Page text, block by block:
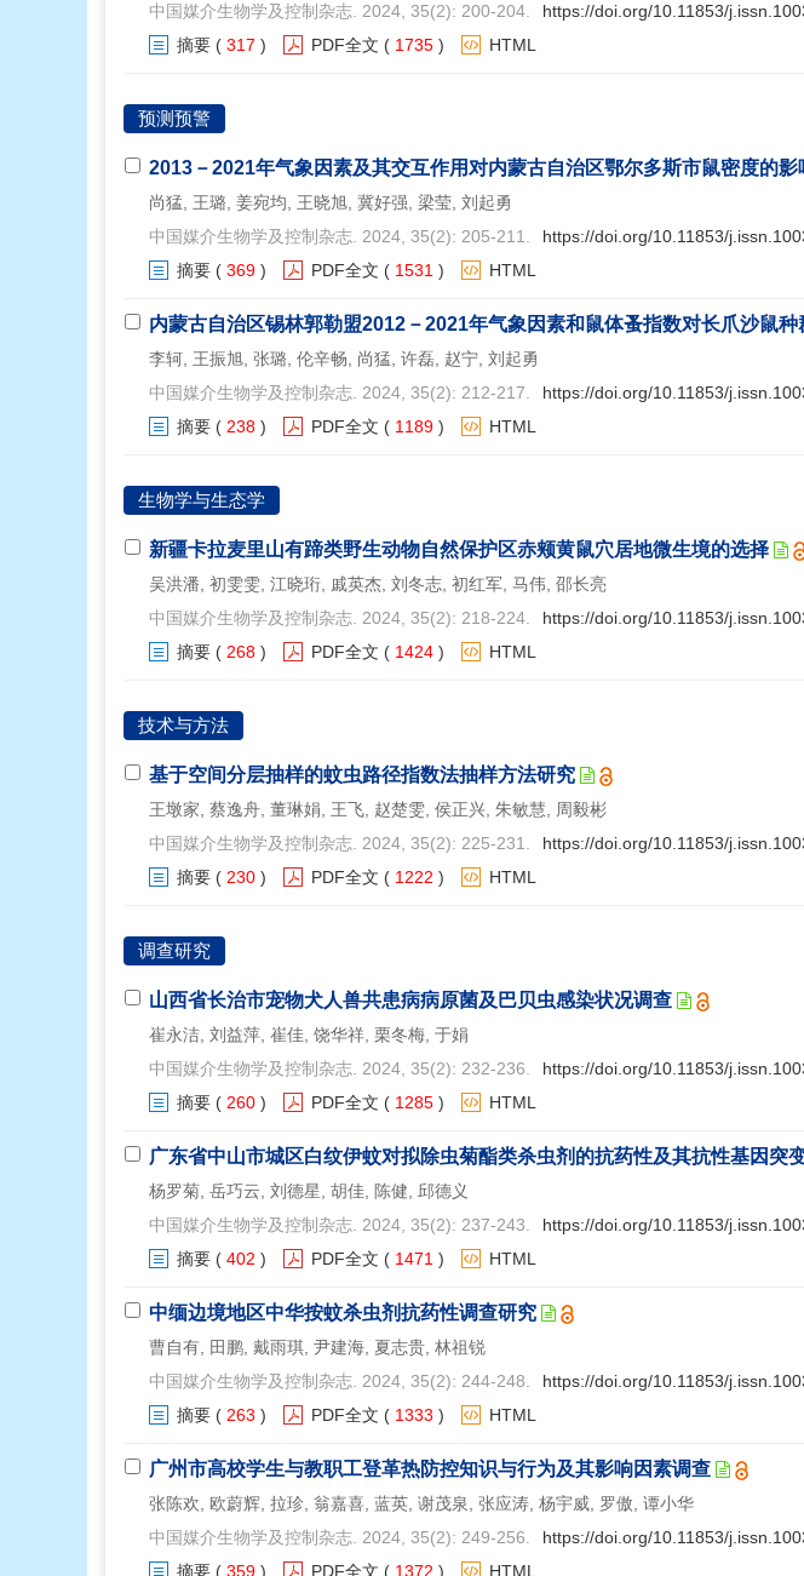
中国媒介生物学及控制杂志. 2024, 35(2): 200-204.
https://doi.org/10.11853/
摘要 ( 317 ) PDF全文 ( 1735 ) HTML
预测预警
2013－2021年气象因素及其交互作用对内蒙古自治区鄂尔多斯市鼠密度的影
尚猛, 王璐, 姜宛均, 王晓旭, 冀好强, 梁莹, 刘起勇
中国媒介生物学及控制杂志. 2024, 35(2): 205-211.
https://doi.org/10.11853/
摘要 ( 369 ) PDF全文 ( 1531 ) HTML
内蒙古自治区锡林郭勒盟2012－2021年气象因素和鼠体蚤指数对长爪沙鼠种
李轲, 王振旭, 张璐, 伦辛畅, 尚猛, 许磊, 赵宁, 刘起勇
中国媒介生物学及控制杂志. 2024, 35(2): 212-217.
https://doi.org/10.11853/
摘要 ( 238 ) PDF全文 ( 1189 ) HTML
生物学与生态学
新疆卡拉麦里山有蹄类野生动物自然保护区赤颊黄鼠穴居地微生境的选择
吴洪潘, 初雯雯, 江晓珩, 戚英杰, 刘冬志, 初红军, 马伟, 邵长亮
中国媒介生物学及控制杂志. 2024, 35(2): 218-224.
https://doi.org/10.11853/
摘要 ( 268 ) PDF全文 ( 1424 ) HTML
技术与方法
基于空间分层抽样的蚊虫路径指数法抽样方法研究
王墩家, 蔡逸舟, 董琳娟, 王飞, 赵楚雯, 侯正兴, 朱敏慧, 周毅彬
中国媒介生物学及控制杂志. 2024, 35(2): 225-231.
https://doi.org/10.11853/
摘要 ( 230 ) PDF全文 ( 1222 ) HTML
调查研究
山西省长治市宠物犬人兽共患病病原菌及巴贝虫感染状况调查
崔永洁, 刘益萍, 崔佳, 饶华祥, 栗冬梅, 于娟
中国媒介生物学及控制杂志. 2024, 35(2): 232-236.
https://doi.org/10.11853/
摘要 ( 260 ) PDF全文 ( 1285 ) HTML
广东省中山市城区白纹伊蚊对拟除虫菊酯类杀虫剂的抗药性及其抗性基因突
杨罗菊, 岳巧云, 刘德星, 胡佳, 陈健, 邱德义
中国媒介生物学及控制杂志. 2024, 35(2): 237-243.
https://doi.org/10.11853/
摘要 ( 402 ) PDF全文 ( 1471 ) HTML
中缅边境地区中华按蚊杀虫剂抗药性调查研究
曹自有, 田鹏, 戴雨琪, 尹建海, 夏志贵, 林祖锐
中国媒介生物学及控制杂志. 2024, 35(2): 244-248.
https://doi.org/10.11853/
摘要 ( 263 ) PDF全文 ( 1333 ) HTML
广州市高校学生与教职工登革热防控知识与行为及其影响因素调查
张陈欢, 欧蔚辉, 拉珍, 翁嘉喜, 蓝英, 谢茂泉, 张应涛, 杨宇威, 罗傲, 谭小华
中国媒介生物学及控制杂志. 2024, 35(2): 249-256.
https://doi.org/10.11853/
摘要 ( 359 ) PDF全文 ( 1372 ) HTML